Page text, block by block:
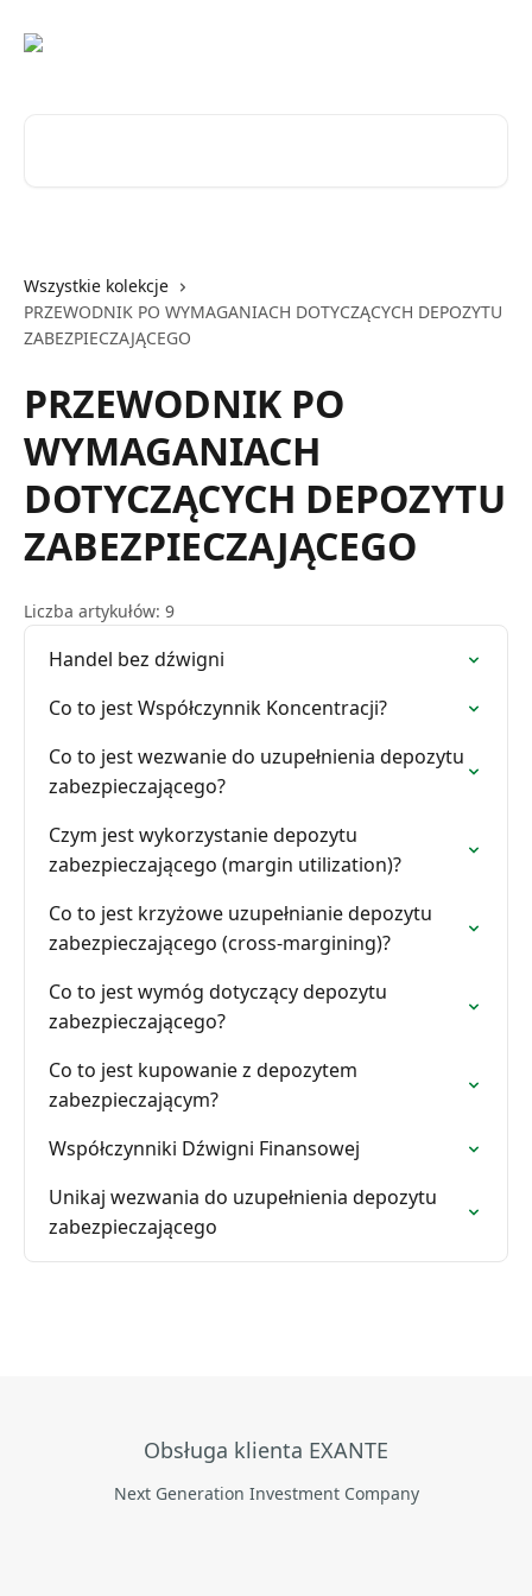
Wszystkie kolekcje
PRZEWODNIK PO WYMAGANIACH DOTYCZĄCYCH DEPOZYTU
ZABEZPIECZAJĄCEGO
PRZEWODNIK PO
WYMAGANIACH
DOTYCZĄCYCH DEPOZYTU
ZABEZPIECZAJĄCEGO
Liczba artykułów: 9
Handel bez dźwigni
Co to jest Współczynnik Koncentracji?
Co to jest wezwanie do uzupełnienia depozytu
zabezpieczającego?
Czym jest wykorzystanie depozytu
zabezpieczającego (margin utilization)?
Co to jest krzyżowe uzupełnianie depozytu
zabezpieczającego (cross-margining)?
Co to jest wymóg dotyczący depozytu
zabezpieczającego?
Co to jest kupowanie z depozytem
zabezpieczającym?
Współczynniki Dźwigni Finansowej
Unikaj wezwania do uzupełnienia depozytu
zabezpieczającego
Obsługa klienta EXANTE
Next Generation Investment Company